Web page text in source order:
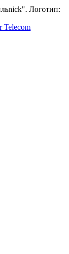
Логотип:
Telecom